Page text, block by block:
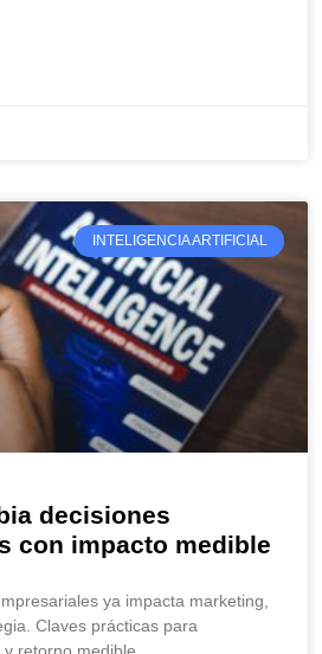
INTELIGENCIA ARTIFICIAL
decisiones
con impacto medible
ya impacta marketing,
Claves prácticas para